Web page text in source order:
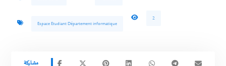
Espace Etudiant Département informatique
2